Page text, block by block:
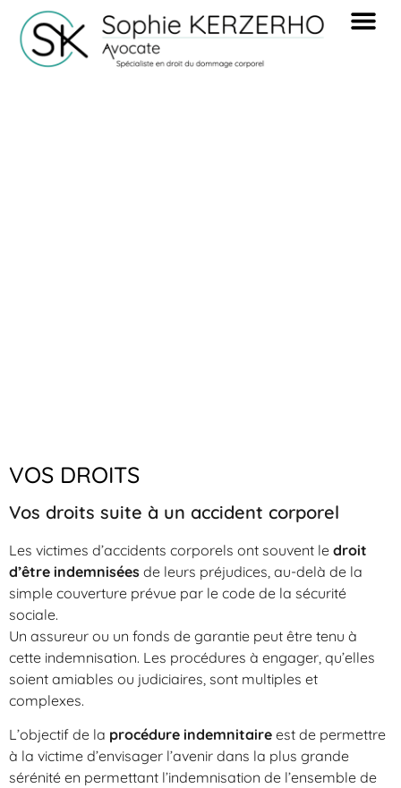
VOS DROITS
Vos droits suite à un accident corporel
Les victimes d’accidents corporels ont souvent le droit
d’être indemnisées de leurs préjudices, au-delà de la
simple couverture prévue par le code de la sécurité
sociale.
Un assureur ou un fonds de garantie peut être tenu à
cette indemnisation. Les procédures à engager, qu’elles
soient amiables ou judiciaires, sont multiples et
complexes.
L’objectif de la procédure indemnitaire est de permettre
à la victime d’envisager l’avenir dans la plus grande
sérénité en permettant l’indemnisation de l’ensemble de